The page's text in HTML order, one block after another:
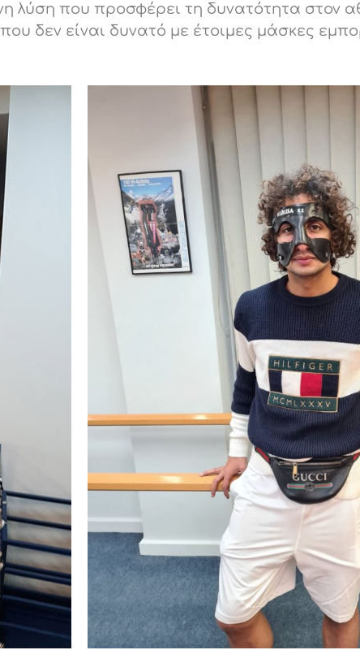
λύση που προσφέρει τη δυνατότητα στον
δεν είναι δυνατό με έτοιμες μάσκες